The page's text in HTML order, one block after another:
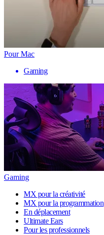
Pour Mac
Gaming
Gaming
MX pour la créativité
MX pour la programmation
En déplacement
Ultimate Ears
Pour les professionnels